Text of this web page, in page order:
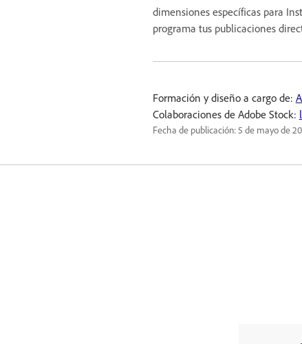
dimensiones específicas para
programa tus publicaciones
Formación y diseño a cargo de:
Colaboraciones de Adobe Stock:
Fecha de publicación:5 de mayo de